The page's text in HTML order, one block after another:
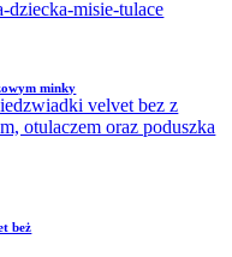
minky
beż